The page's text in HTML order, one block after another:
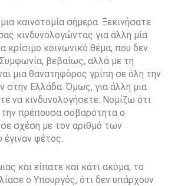
καινοτομία σήμερα. Ξεκινήσατε
κινδυνολογώντας για άλλη μία
κρίσιμο κοινωνικό θέμα, που δεν
βεβαίως, αλλά με τη
μια θανατηφόρος γρίπη σε όλη την
στην Ελλάδα. Όμως, για άλλη μια
να κινδυνολογήσετε. Νομίζω ότι
πρέπουσα σοβαρότητα ο
σχέση με τον αριθμό των
φέτος.
και είπατε και κάτι ακόμα, το
ο Υπουργός, ότι δεν υπάρχουν